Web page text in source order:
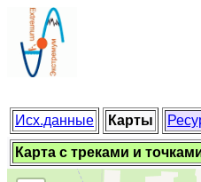
Исх.данные Карты
Карта с треками и